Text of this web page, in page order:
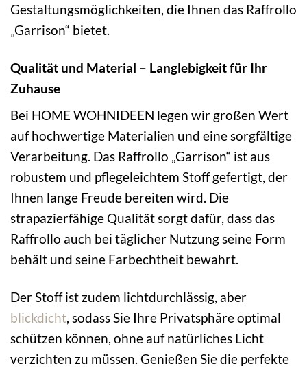
Gestaltungsmöglichkeiten, die Ihnen das Raffrollo
„Garrison“ bietet.
Qualität und Material – Langlebigkeit für Ihr
Zuhause
Bei HOME WOHNIDEEN legen wir großen Wert
auf hochwertige Materialien und eine sorgfältige
Verarbeitung. Das Raffrollo „Garrison“ ist aus
robustem und pflegeleichtem Stoff gefertigt, der
Ihnen lange Freude bereiten wird. Die
strapazierfähige Qualität sorgt dafür, dass das
Raffrollo auch bei täglicher Nutzung seine Form
behält und seine Farbechtheit bewahrt.
Der Stoff ist zudem lichtdurchlässig, aber
blickdicht, sodass Sie Ihre Privatsphäre optimal
schützen können, ohne auf natürliches Licht
verzichten zu müssen. Genießen Sie die perfekte